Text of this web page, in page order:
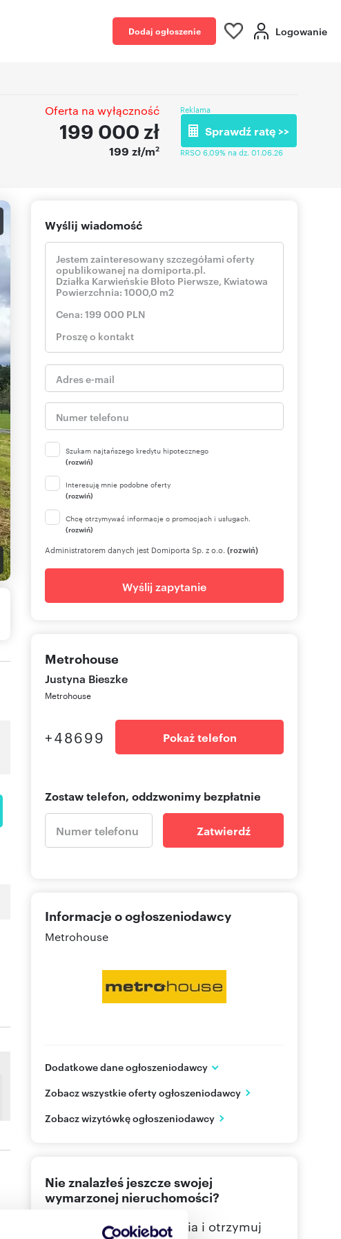
Dodaj ogłoszenie Logowanie
Oferta na wyłączność
199 000 zł
199 zł/m2
Reklama
Sprawdź ratę >>
RRSO 6,09% na dz. 01.06.26
Wyślij wiadomość
Szukam najtańszego kredytu hipotecznego
(rozwiń)
Interesują mnie podobne oferty
(rozwiń)
Chcę otrzymywać informacje o promocjach i usługach.
(rozwiń)
Administratorem danych jest Domiporta Sp. z o.o. (rozwiń)
Wyślij zapytanie
Metrohouse
Justyna Bieszke
Metrohouse
+48699 Pokaż telefon
Zostaw telefon, oddzwonimy bezpłatnie
Zatwierdź
Informacje o ogłoszeniodawcy
Metrohouse
Dodatkowe dane ogłoszeniodawcy
Warszawa
PL
Zobacz wszystkie oferty ogłoszeniodawcy
Zobacz wizytówkę ogłoszeniodawcy
Nie znalazłeś jeszcze swojej
wymarzonej nieruchomości?
Określ swoje oczekiwania i otrzymuj